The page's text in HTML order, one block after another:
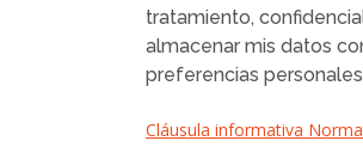
tratamiento,
almacenar mis datos
preferencias
Cláusula informativa